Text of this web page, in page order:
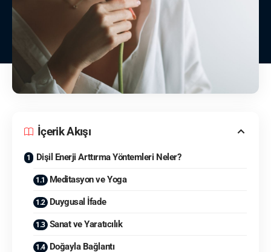
İçerik Akışı
Dişil Enerji Arttırma Yöntemleri Neler?
Meditasyon ve Yoga
Duygusal İfade
Sanat ve Yaratıcılık
Doğayla Bağlantı